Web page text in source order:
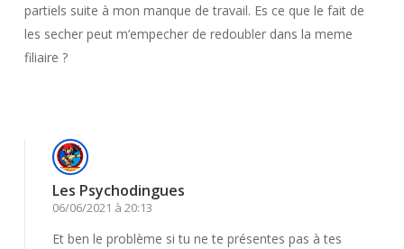
partiels suite à mon manque de travail. Es ce que le fait de
les secher peut m’empecher de redoubler dans la meme
filiaire ?
Les Psychodingues
06/06/2021 à 20:13
Et ben le problème si tu ne te présentes pas à tes